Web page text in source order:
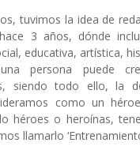
tuvimos la idea de
3 años, dónde
educativa, artística,
persona puede
siendo todo ello, la
como un
héroes o heroínas,
llamarlo